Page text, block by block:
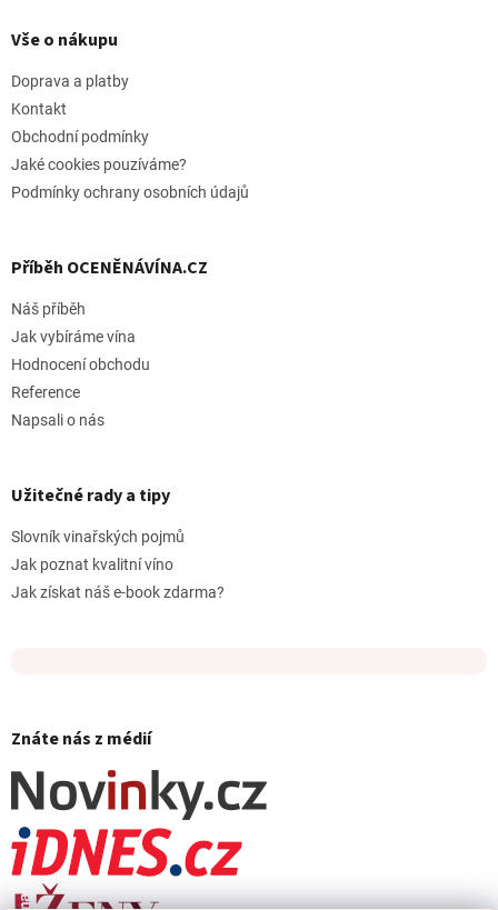
pVše o nákupu
Doprava a platby
Kontakt
Obchodní podmínky
Jaké cookies pouzíváme?
Podmínky ochrany osobních údajů
Příběh OCENĚNÁVÍNA.CZ
Náš příběh
Jak vybíráme vína
Hodnocení obchodu
Reference
Napsali o nás
Užitečné rady a tipy
Slovník vinařských pojmů
Jak poznat kvalitní víno
Jak získat náš e-book zdarma?
Znáte nás z médií